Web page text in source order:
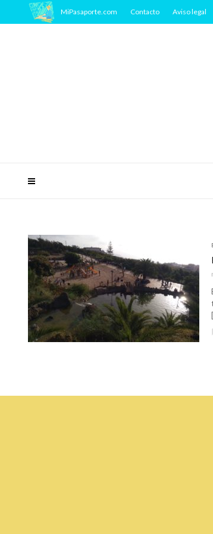
MiPasaporte.com Contacto Aviso legal